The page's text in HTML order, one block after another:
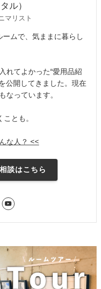
ル）
マリスト
ムで、気ままに暮らし
れてよかった“愛用品紹
公開してきました。現在
なっています。
とも。
な人？ <<
談はこちら